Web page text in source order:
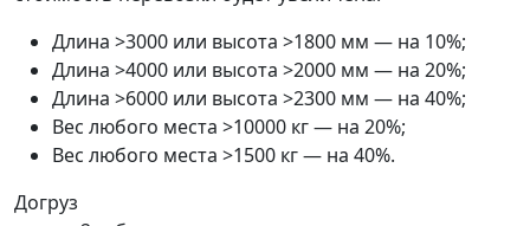
Длина >3000 или высота >1800 мм — на 10%;
Длина >4000 или высота >2000 мм — на 20%;
Длина >6000 или высота >2300 мм — на 40%;
Вес любого места >10000 кг — на 20%;
Вес любого места >1500 кг — на 40%.
Догруз